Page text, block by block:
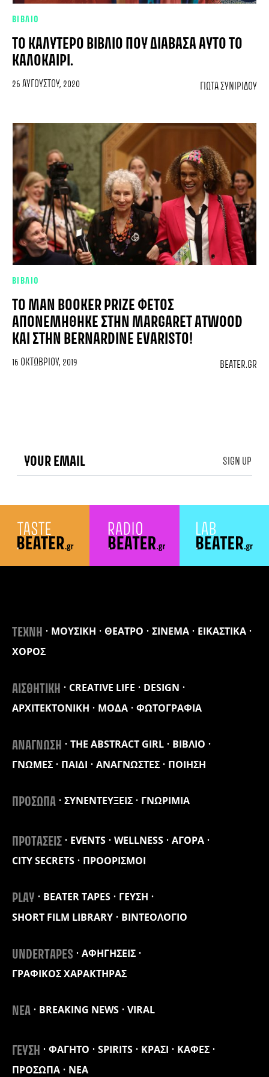
ΒΙΒΛΙΟ
ΤΟ ΚΑΛΎΤΕΡΟ ΒΙΒΛΊΟ ΠΟΥ ΔΙΆΒΑΣΑ ΑΥΤΌ ΤΟ
ΚΑΛΟΚΑΊΡΙ.
26 ΑΥΓΟΎΣΤΟΥ, 2020 ΓΙΏΤΑ ΣΥΝΙΡΊΔΟΥ
ΒΙΒΛΙΟ
ΤΟ MAN BOOKER PRIZE ΦΈΤΟΣ
ΑΠΟΝΕΜΉΘΗΚΕ ΣΤΗΝ MARGARET ATWOOD
ΚΑΙ ΣΤΗΝ BERNARDINE EVARISTO!
16 ΟΚΤΩΒΡΊΟΥ, 2019 BEATER.GR
ΤΕΧΝΗ ΜΟΥΣΙΚΗ ΘΕΑΤΡΟ ΣΙΝΕΜΑ
ΕΙΚΑΣΤΙΚΑ
ΧΟΡΟΣ
ΑΙΣΘΗΤΙΚΗ CREATIVE LIFE
DESIGN
ΑΡΧΙΤΕΚΤΟΝΙΚΗ
ΜΟΔΑ ΦΩΤΟΓΡΑΦΙΑ
ΑΝΑΓΝΩΣΗ THE ABSTRACT GIRL
ΒΙΒΛΙΟ
ΓΝΩΜΕΣ
ΠΑΙΔΙ ΑΝΑΓΝΩΣΤΕΣ ΠΟΙΗΣΗ
ΠΡΟΣΩΠΑ ΣΥΝΕΝΤΕΥΞΕΙΣ ΓΝΩΡΙΜΙΑ
ΠΡΟΤΑΣΕΙΣ EVENTS WELLNESS
ΑΓΟΡΑ
CITY SECRETS
ΠΡΟΟΡΙΣΜΟΙ
PLAY BEATER TAPES
ΓΕΥΣΗ
SHORT FILM LIBRARY
ΒΙΝΤΕΟΛΟΓΙΟ
UNDERTAPES
ΑΦΗΓΗΣΕΙΣ
ΓΡΑΦΙΚΟΣ ΧΑΡΑΚΤΗΡΑΣ
ΝΕΑ BREAKING NEWS VIRAL
ΓΕΥΣΗ ΦΑΓΗΤΟ SPIRITS ΚΡΑΣΙ
ΚΑΦΕΣ
ΠΡΟΣΩΠΑ
ΝΕΑ
SIGN UP